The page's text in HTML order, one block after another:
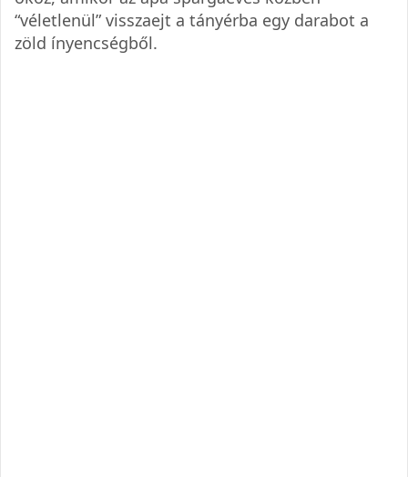
“véletlenül” visszaejt a tányérba egy darabot a
zöld ínyencségből.